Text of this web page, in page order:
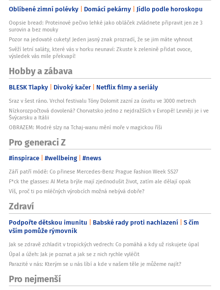
Oblíbené zimní polévky Domácí pekárny Jídlo podle horoskopu
Oopsie bread: Proteinové pečivo lehké jako obláček zvládnete připravit jen ze 3
surovin a bez mouky
Pozor na jedovaté cukety! Jeden jasný znak prozradí, že se jim máte vyhnout
Svěží letní saláty, které vás v horku neunaví: Zkuste k zelenině přidat ovoce,
výsledek vás mile překvapí!
Hobby a zábava
BLESK Tlapky Divoký kačer Netflix filmy a seriály
Sraz v šest ráno. Vrchol festivalu Tóny Dolomit zazní za úsvitu ve 3000 metrech
Nízkorozpočtová dovolená? Chorvatsko jedno z nejdražších v Evropě! Levněji je i ve
Švýcarsku a Itálii
OBRAZEM: Modré slzy na Tchaj-wanu mění moře v magickou říši
Pro generaci Z
#inspirace #wellbeing #news
Září patří módě: Co přinese Mercedes-Benz Prague Fashion Week SS27
F*ck the glasses: AI Meta brýle mají zjednodušit život, zatím ale dělají opak
Víš, proč ti po mléčných výrobcích možná nebývá dobře?
Zdraví
Podpořte dětskou imunitu Babské rady proti nachlazení S čím
vším pomůže rýmovník
Jak se zdravě zchladit v tropických vedrech: Co pomáhá a kdy už riskujete úpal
Úpal a úžeh: Jak je poznat a jak se z nich rychle vyléčit
Parazité v nás: Kterým se u nás líbí a kde v našem těle je můžeme najít?
Pro nejmenší